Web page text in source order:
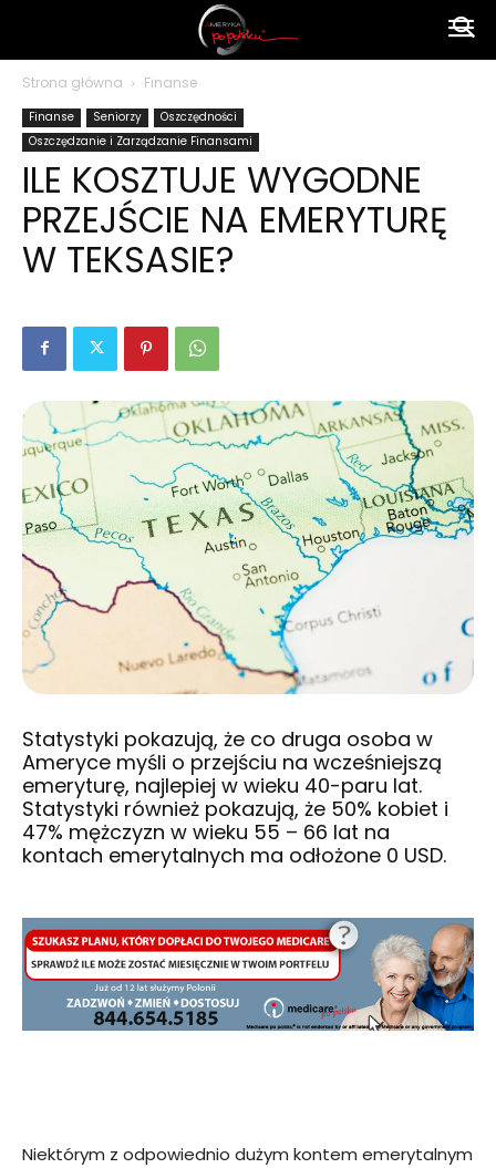
polsku
Strona główna Finanse
Finanse Seniorzy
Oszczędności
Oszczędzanie i Zarządzanie Finansami
ILE KOSZTUJE WYGODNE
PRZEJŚCIE NA EMERYTURĘ
W TEKSASIE?
Statystyki pokazują, że co druga osoba w
Ameryce myśli o przejściu na wcześniejszą
emeryturę, najlepiej w wieku 40-paru lat.
Statystyki również pokazują, że 50% kobiet i
47% mężczyzn w wieku 55 – 66 lat na
kontach emerytalnych ma odłożone 0 USD.
Niektórym z odpowiednio dużym kontem emerytalnym